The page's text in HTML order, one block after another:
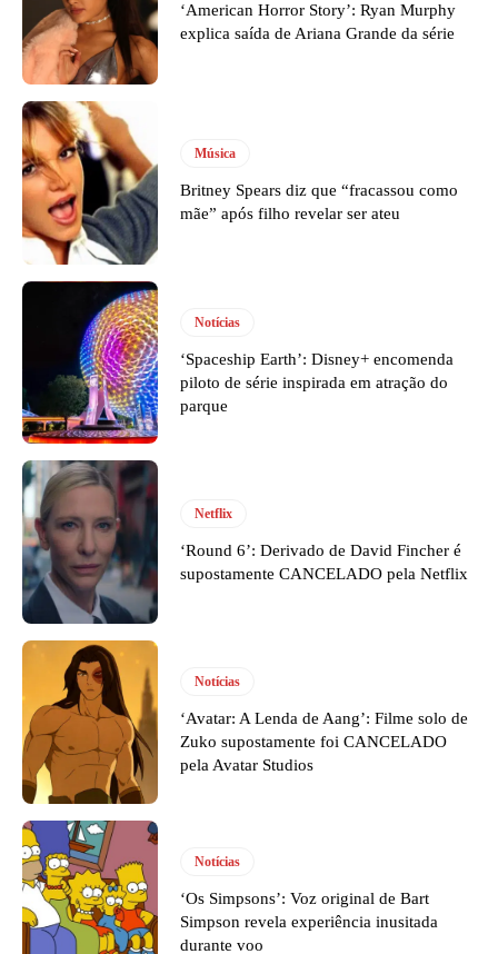
‘American Horror Story’: Ryan Murphy
explica saída de Ariana Grande da série
Música
Britney Spears diz que “fracassou como
mãe” após filho revelar ser ateu
Notícias
‘Spaceship Earth’: Disney+ encomenda
piloto de série inspirada em atração do
parque
Netflix
‘Round 6’: Derivado de David Fincher é
supostamente CANCELADO pela Netflix
Notícias
‘Avatar: A Lenda de Aang’: Filme solo de
Zuko supostamente foi CANCELADO
pela Avatar Studios
Notícias
‘Os Simpsons’: Voz original de Bart
Simpson revela experiência inusitada
durante voo